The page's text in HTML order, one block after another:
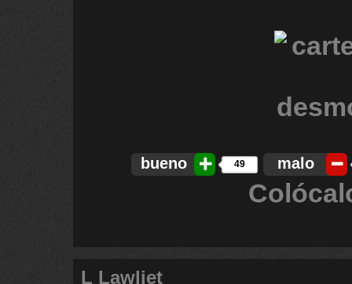
bueno 49 malo
L Lawliet